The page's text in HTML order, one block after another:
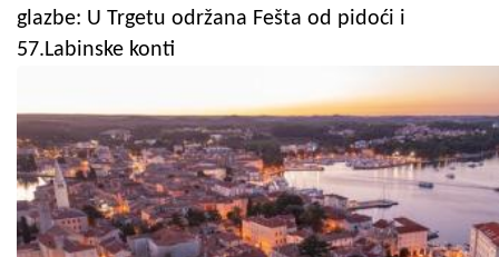
glazbe: U Trgetu održana Fešta od pidoći i
57.Labinske konti